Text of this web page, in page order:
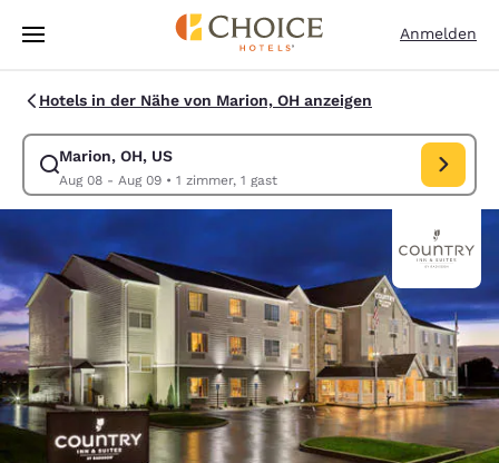
Weiter Zu Hauptinhalt
Anmelden
Hotels in der Nähe von Marion, OH anzeigen
Marion, OH, US
Aug 08 - Aug 09• 1 zimmer, 1 gast
Suche für Marion, OH, US ändern. Check-in-Datum Aug 08, Check-out-